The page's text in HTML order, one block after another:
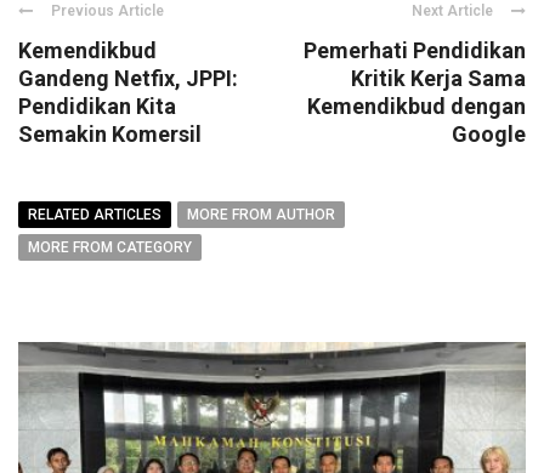
Previous Article
Kemendikbud
Gandeng Netfix, JPPI:
Pendidikan Kita
Semakin Komersil
Next Article
Pemerhati Pendidikan
Kritik Kerja Sama
Kemendikbud dengan
Google
RELATED ARTICLES
MORE FROM AUTHOR
MORE FROM CATEGORY